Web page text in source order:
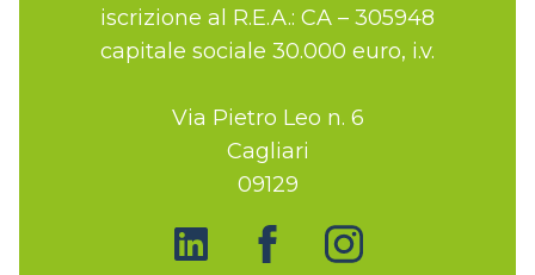
iscrizione al R.E.A.: CA – 305948
capitale sociale 30.000 euro, i.v.
Via Pietro Leo n. 6
Cagliari
09129